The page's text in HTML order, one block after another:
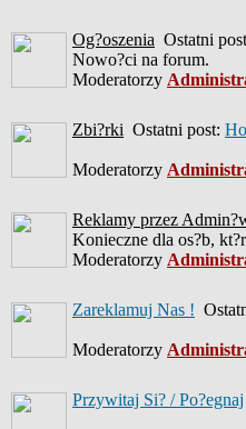
Og?oszenia Ostatni
Nowo?ci na forum.
Moderatorzy
Zbi?rki Ostatni post:
Moderatorzy
Reklamy przez
Konieczne dla os?b,
Moderatorzy
Zareklamuj Nas !
Moderatorzy
Przywitaj Si? / Po?egnaj